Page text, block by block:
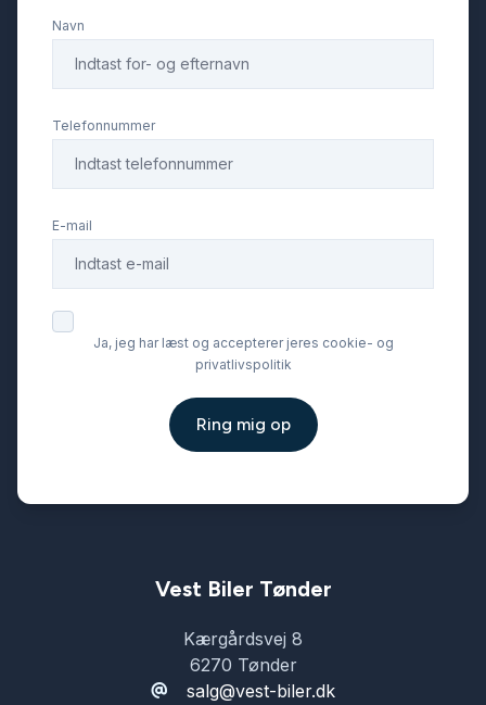
Navn
Telefonnummer
E-mail
Ja, jeg har læst og accepterer jeres cookie- og
privatlivspolitik
Ring mig op
Vest Biler Tønder
Kærgårdsvej 8
6270 Tønder
salg@vest-biler.dk